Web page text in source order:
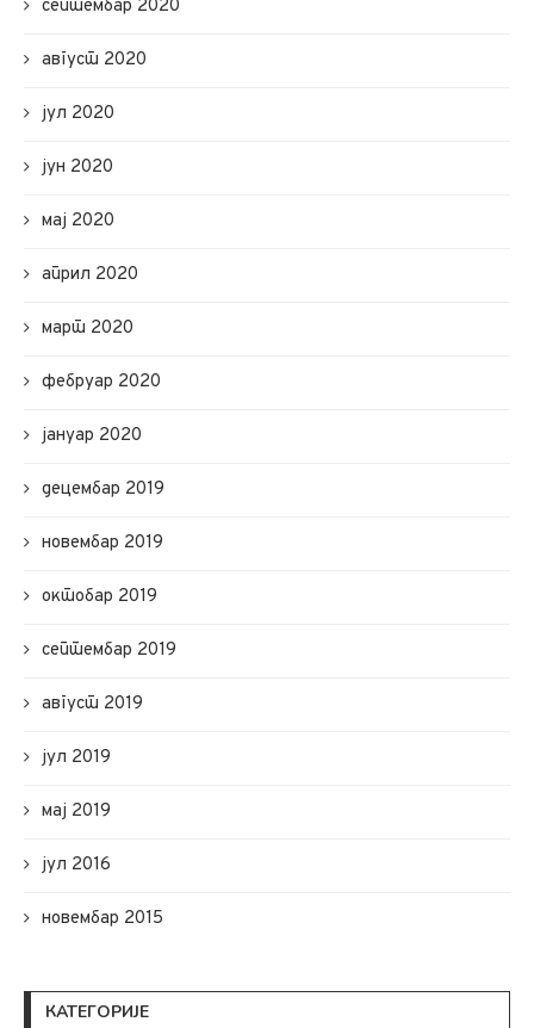
септембар 2020
август 2020
јул 2020
јун 2020
мај 2020
април 2020
март 2020
фебруар 2020
јануар 2020
децембар 2019
новембар 2019
октобар 2019
септембар 2019
август 2019
јул 2019
мај 2019
јул 2016
новембар 2015
КАТЕГОРИЈЕ